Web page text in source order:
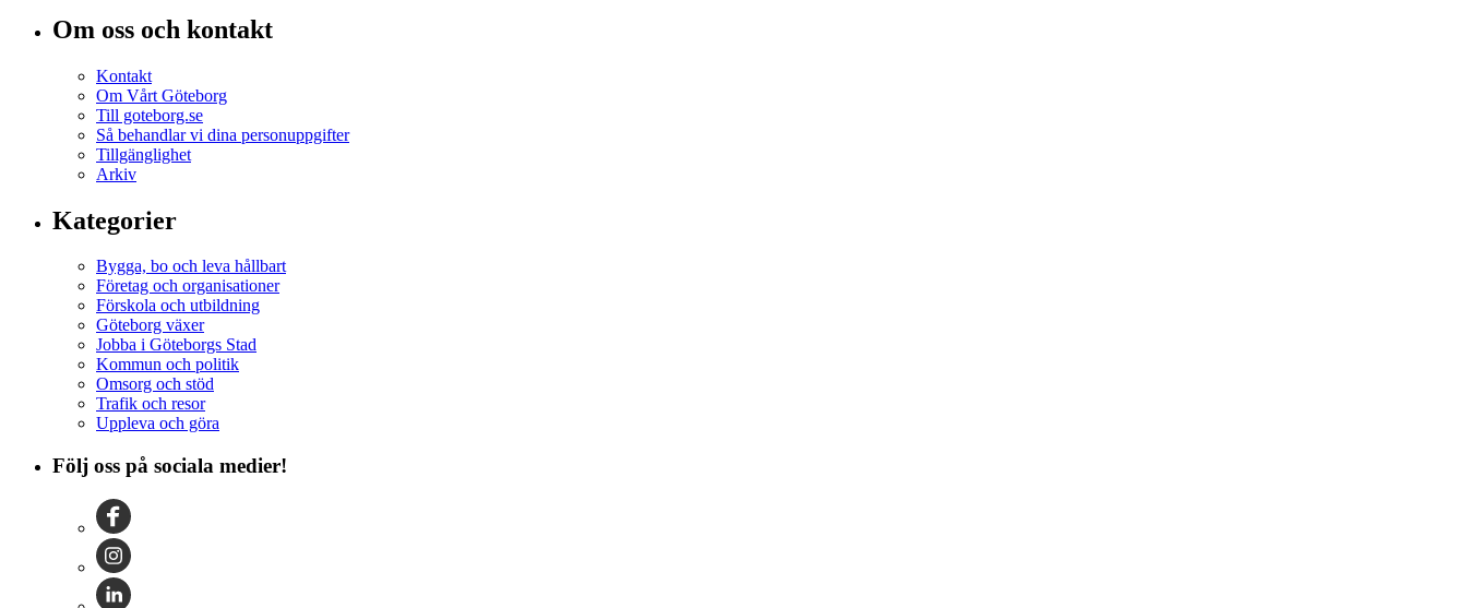
Om oss och kontakt
Kontakt
Om Vårt Göteborg
Till goteborg.se
Så behandlar vi dina personuppgifter
Tillgänglighet
Arkiv
Kategorier
Bygga, bo och leva hållbart
Företag och organisationer
Förskola och utbildning
Göteborg växer
Jobba i Göteborgs Stad
Kommun och politik
Omsorg och stöd
Trafik och resor
Uppleva och göra
Följ oss på sociala medier!